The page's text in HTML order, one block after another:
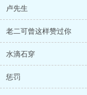
卢先生
老二可曾这样赞过你
水滴石穿
惩罚